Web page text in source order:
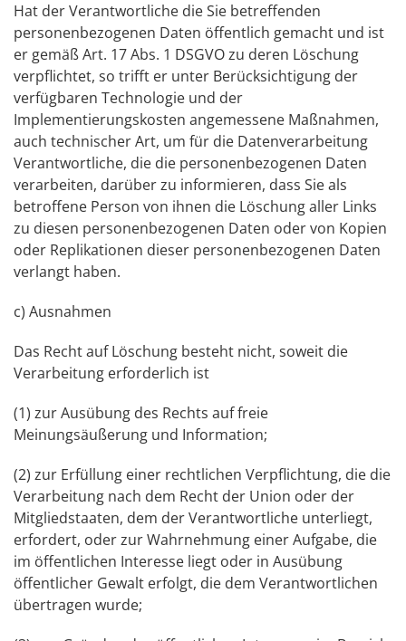
Hat der Verantwortliche die Sie betreffenden
personenbezogenen Daten öffentlich gemacht und ist
er gemäß Art. 17 Abs. 1 DSGVO zu deren Löschung
verpflichtet, so trifft er unter Berücksichtigung der
verfügbaren Technologie und der
Implementierungskosten angemessene Maßnahmen,
auch technischer Art, um für die Datenverarbeitung
Verantwortliche, die die personenbezogenen Daten
verarbeiten, darüber zu informieren, dass Sie als
betroffene Person von ihnen die Löschung aller Links
zu diesen personenbezogenen Daten oder von Kopien
oder Replikationen dieser personenbezogenen Daten
verlangt haben.
c) Ausnahmen
Das Recht auf Löschung besteht nicht, soweit die
Verarbeitung erforderlich ist
(1) zur Ausübung des Rechts auf freie
Meinungsäußerung und Information;
(2) zur Erfüllung einer rechtlichen Verpflichtung, die die
Verarbeitung nach dem Recht der Union oder der
Mitgliedstaaten, dem der Verantwortliche unterliegt,
erfordert, oder zur Wahrnehmung einer Aufgabe, die
im öffentlichen Interesse liegt oder in Ausübung
öffentlicher Gewalt erfolgt, die dem Verantwortlichen
übertragen wurde;